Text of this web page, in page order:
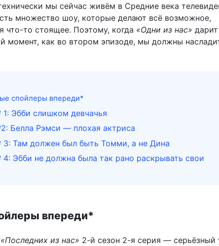
мы сейчас живём в Средние века
множество шоу, которые делают всё возможное,
что-то стоящее. Поэтому, когда «Одни из нас»
момент, как во втором эпизоде, мы должны
спойлеры впереди*
Эбби слишком девчачья
Белла Рэмси — плохая актриса
Там должен был быть Томми, а не Дина
Эбби не должна была так рано раскрывать свои
впереди*
«Последних из нас» 2-й сезон 2-я серия — серьёзный